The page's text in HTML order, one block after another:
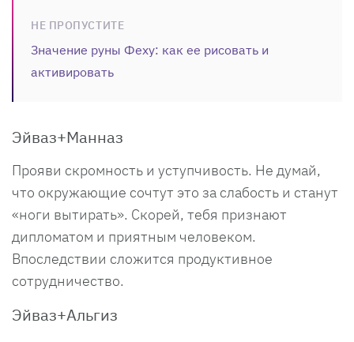
НЕ ПРОПУСТИТЕ
Значение руны Феху: как ее рисовать и
активировать
Эйваз+Манназ
Прояви скромность и уступчивость. Не думай,
что окружающие сочтут это за слабость и станут
«ноги вытирать». Скорей, тебя признают
дипломатом и приятным человеком.
Впоследствии сложится продуктивное
сотрудничество.
Эйваз+Альгиз